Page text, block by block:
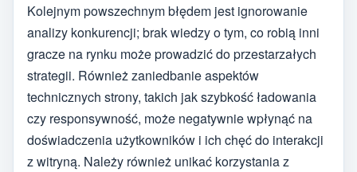
Kolejnym powszechnym błędem jest ignorowanie
analizy konkurencji; brak wiedzy o tym, co robią inni
gracze na rynku może prowadzić do przestarzałych
strategii. Również zaniedbanie aspektów
technicznych strony, takich jak szybkość ładowania
czy responsywność, może negatywnie wpłynąć na
doświadczenia użytkowników i ich chęć do interakcji
z witryną. Należy również unikać korzystania z